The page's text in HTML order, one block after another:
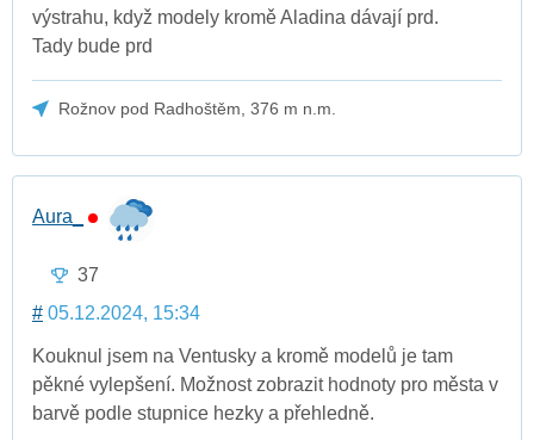
výstrahu, když modely kromě Aladina dávají prd.
Tady bude prd
Rožnov pod Radhoštěm, 376 m n.m.
Aura_
37
# 05.12.2024, 15:34
Kouknul jsem na Ventusky a kromě modelů je tam
pěkné vylepšení. Možnost zobrazit hodnoty pro města v
barvě podle stupnice hezky a přehledně.